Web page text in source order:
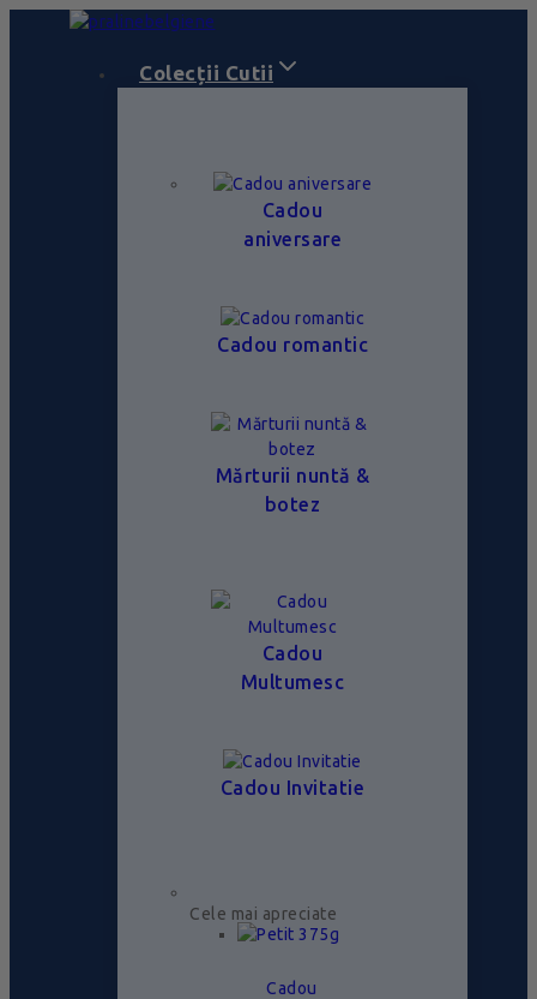
Colecții Cutii
Cadou
aniversare
Cadou romantic
Mărturii nuntă &
botez
Cadou
Multumesc
Cadou Invitatie
Cele mai apreciate
Cadou